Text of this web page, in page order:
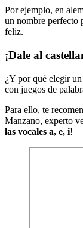
Por ejemplo, en
un nombre perfecto
feliz.
¡Dale al
¿Y por qué elegir
con juegos de
Para ello, te
Manzano, experto
las vocales a, e, i!